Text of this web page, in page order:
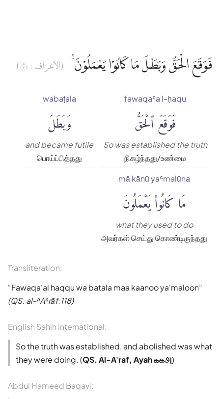
فَوَقَعَ الْحَقُّ وَبَطَلَ مَا كَانُوْا يَعْمَلُوْنَۚ (الأعراف : ٧)
fawaqaʿa l-ḥaqu
فَوَقَعَ ٱلْحَقُّ
So was established the truth
நிகழ்ந்தது/உண்மை
wabaṭala
وَبَطَلَ
and became futile
பொய்ப்பித்தது
mā kānū yaʿmalūna
مَا كَانُوا۟ يَعْمَلُونَ
what they used to do
அவர்கள் செய்து கொண்டிருந்தது
Transliteration:
Fawaqa'al haqqu wa batala maa kaanoo ya'maloon
(QS. al-ʾAʿrāf:118)
English Sahih International:
So the truth was established, and abolished was what
they were doing. (QS. Al-A'raf, Ayah ௧௧௮)
Abdul Hameed Baqavi: